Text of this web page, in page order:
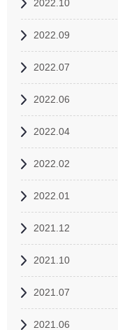
2022.10
2022.09
2022.07
2022.06
2022.04
2022.02
2022.01
2021.12
2021.10
2021.07
2021.06